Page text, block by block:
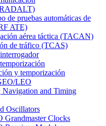
de pruebas automáticas de
ATE)
aérea táctica (TACAN)
de tráfico (TCAS)
y temporización
LEO
Navigation and Timing
Oscillators
Grandmaster Clocks